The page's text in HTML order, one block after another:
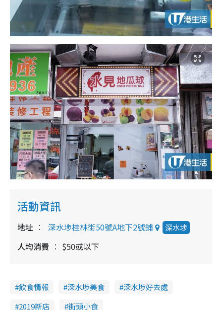
活動資訊
地址 深水埗桂林街50號A地下2號鋪 深水埗
人均消費 $50或以下
飲食情報 深水埗美食
深水埗好去處
2019新店
街頭小食